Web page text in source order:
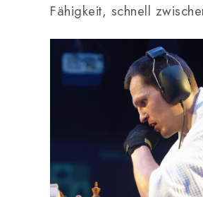
Fähigkeit, schnell